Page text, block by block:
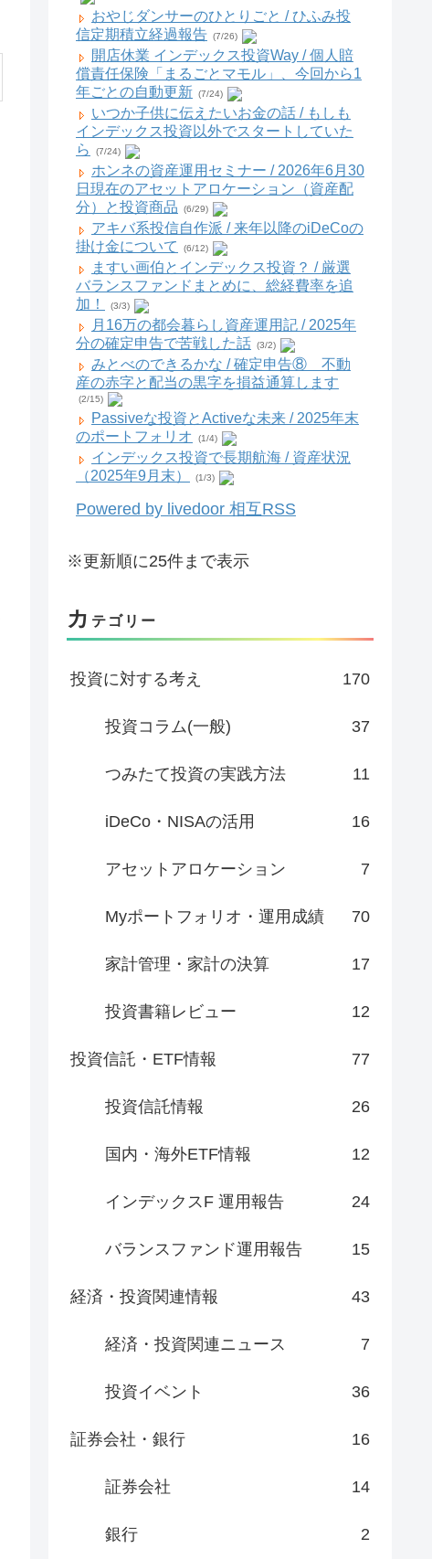
おやじダンサーのひとりごと / ひふみ投
信定期積立経過報告 (7/26)
開店休業 インデックス投資Way / 個人賠
償責任保険「まるごとマモル」、今回から1
年ごとの自動更新 (7/24)
いつか子供に伝えたいお金の話 / もしも
インデックス投資以外でスタートしていた
ら
(7/24)
ホンネの資産運用セミナー / 2026年6月30
日現在のアセットアロケーション（資産配
分）と投資商品
(6/29)
アキバ系投信自作派 / 来年以降のiDeCoの
掛け金について
(6/12)
ますい画伯とインデックス投資？ / 厳選
バランスファンドまとめに、総経費率を追
加！
(3/3)
月16万の都会暮らし資産運用記 / 2025年
分の確定申告で苦戦した話 (3/2)
みとべのできるかな / 確定申告⑧ 不動
産の赤字と配当の黒字を損益通算します
(2/15)
Passiveな投資とActiveな未来 / 2025年末
のポートフォリオ
(1/4)
インデックス投資で長期航海 / 資産状況
（2025年9月末）
(1/3)
Powered by livedoor 相互RSS
※更新順に25件まで表示
カ テゴリー
投資に対する考え 170
投資コラム(一般) 37
つみたて投資の実践方法 11
iDeCo・NISAの活用 16
アセットアロケーション 7
Myポートフォリオ・運用成績 70
家計管理・家計の決算 17
投資書籍レビュー 12
投資信託・ETF情報 77
投資信託情報 26
国内・海外ETF情報 12
インデックスF 運用報告 24
バランスファンド運用報告 15
経済・投資関連情報 43
経済・投資関連ニュース 7
投資イベント 36
証券会社・銀行 16
証券会社 14
銀行 2